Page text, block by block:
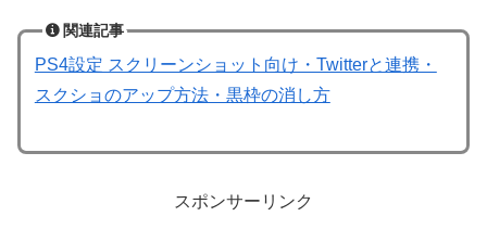
関連記事
PS4設定 スクリーンショット向け・Twitterと連携・
スクショのアップ方法・黒枠の消し方
スポンサーリンク